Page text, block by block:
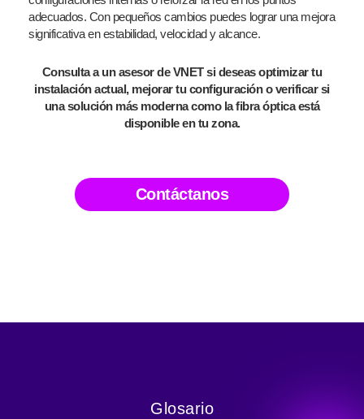
adecuados. Con pequeños cambios puedes lograr una mejora
significativa en estabilidad, velocidad y alcance.
Consulta a un asesor de VNET si deseas optimizar tu
instalación actual, mejorar tu configuración o verificar si
una solución más moderna como la fibra óptica está
disponible en tu zona.
Contáctanos
Glosario